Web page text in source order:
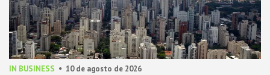
IN BUSINESS 10 de agosto de 2026